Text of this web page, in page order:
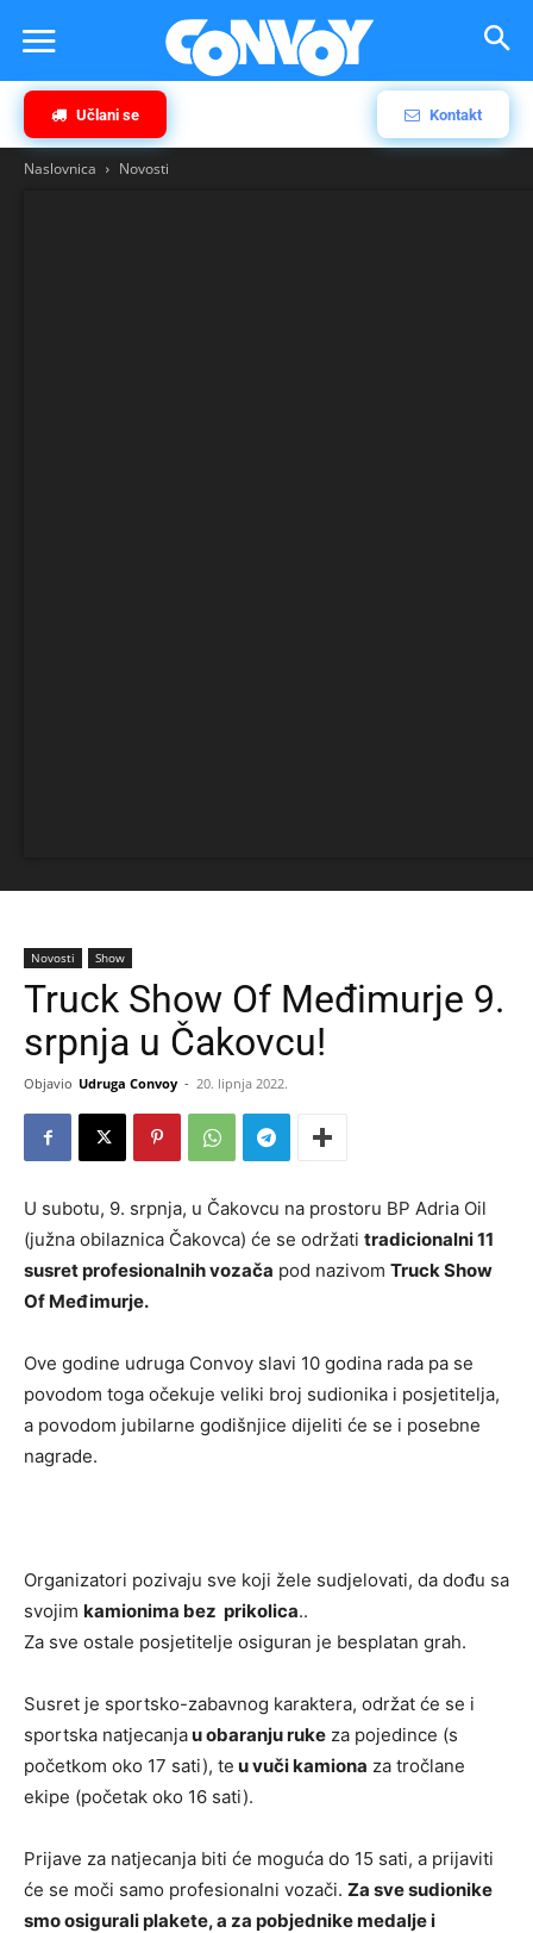
Učlani se Kontakt
Naslovnica Novosti
Novosti Show
Truck Show Of Međimurje 9.
srpnja u Čakovcu!
Objavio Udruga Convoy - 20. lipnja 2022.
U subotu, 9. srpnja, u Čakovcu na prostoru BP Adria Oil
(južna obilaznica Čakovca) će se održati tradicionalni 11
susret profesionalnih vozača pod nazivom Truck Show
Of Međimurje.
Ove godine udruga Convoy slavi 10 godina rada pa se
povodom toga očekuje veliki broj sudionika i posjetitelja,
a povodom jubilarne godišnjice dijeliti će se i posebne
nagrade.
Organizatori pozivaju sve koji žele sudjelovati, da dođu sa
svojim kamionima bez prikolica..
Za sve ostale posjetitelje osiguran je besplatan grah.
Susret je sportsko-zabavnog karaktera, održat će se i
sportska natjecanjau obaranju ruke za pojedince (s
početkom oko 17 sati), te u vuči kamiona za tročlane
ekipe (početak oko 16 sati).
Prijave za natjecanja biti će moguća do 15 sati, a prijaviti
će se moči samo profesionalni vozači. Za sve sudionike
smo osigurali plakete, a za pobjednike medalje i